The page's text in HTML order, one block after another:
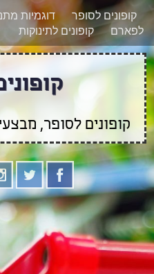
רוצים להישאר
הצטרפו
קופונים לסופר דוגמיות
לפארם
קופונים לתינוקות
קופונים לסופר,